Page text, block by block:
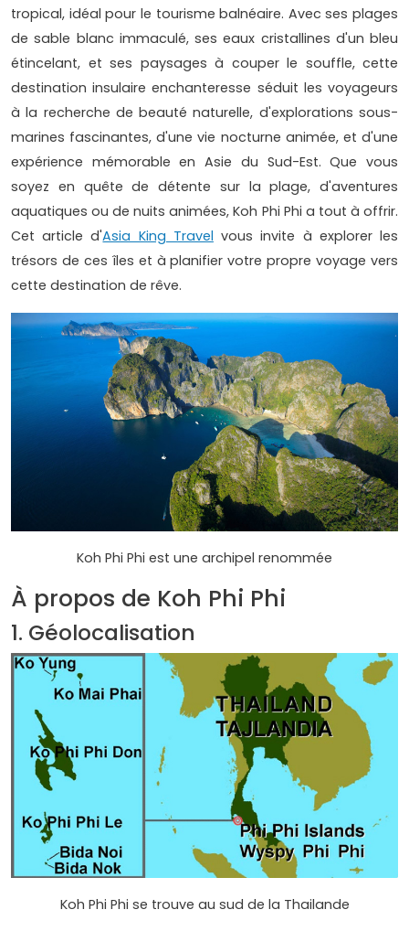
tropical, idéal pour le tourisme balnéaire. Avec ses plages
de sable blanc immaculé, ses eaux cristallines d'un bleu
étincelant, et ses paysages à couper le souffle, cette
destination insulaire enchanteresse séduit les voyageurs
à la recherche de beauté naturelle, d'explorations sous-
marines fascinantes, d'une vie nocturne animée, et d'une
expérience mémorable en Asie du Sud-Est. Que vous
soyez en quête de détente sur la plage, d'aventures
aquatiques ou de nuits animées, Koh Phi Phi a tout à offrir.
Cet article d'Asia King Travel vous invite à explorer les
trésors de ces îles et à planifier votre propre voyage vers
cette destination de rêve.
Koh Phi Phi est une archipel renommée
À propos de Koh Phi Phi
1. Géolocalisation
Koh Phi Phi se trouve au sud de la Thailande